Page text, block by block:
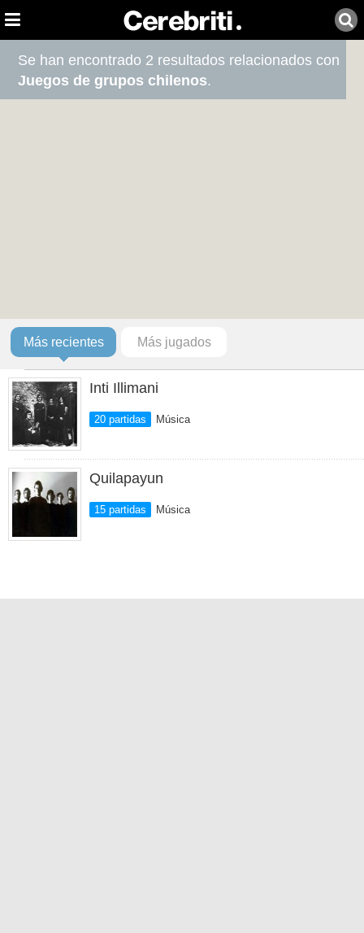
Se han encontrado 2 resultados relacionados con
Juegos de grupos chilenos.
Más recientes Más jugados
Inti Illimani
20 partidas Música
Quilapayun
15 partidas Música